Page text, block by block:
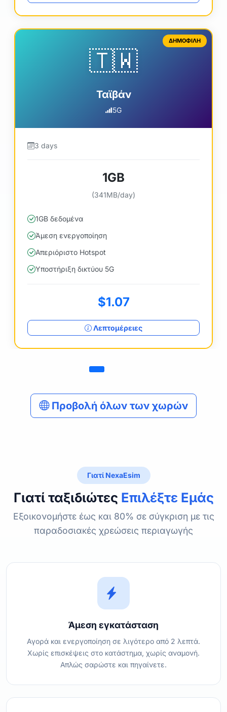
ΔΗΜΟΦΙΛΗ
🇹🇼
Ταϊβάν
5G
3 days
1GB
(341MB/day)
1GB δεδομένα
Άμεση ενεργοποίηση
Απεριόριστο Hotspot
Υποστήριξη δικτύου 5G
$1.07
Λεπτομέρειες
Προβολή όλων των χωρών
Γιατί NexaEsim
Γιατί ταξιδιώτες Επιλέξτε Εμάς
Εξοικονομήστε έως και 80% σε σύγκριση με τις
παραδοσιακές χρεώσεις περιαγωγής
Άμεση εγκατάσταση
Αγορά και ενεργοποίηση σε λιγότερο από 2 λεπτά.
Χωρίς επισκέψεις στο κατάστημα, χωρίς αναμονή.
Απλώς σαρώστε και πηγαίνετε.